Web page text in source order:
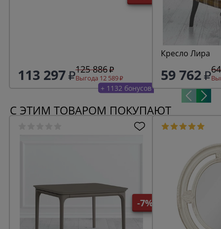
113 297 125 886
Выгода 12 589
+ 1132 бонусов
Кресло Лира
59 762
С ЭТИМ ТОВАРОМ ПОКУПАЮТ
-7%